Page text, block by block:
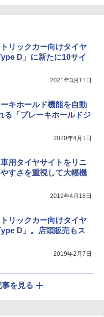
リックカー向けタイヤ
D」に新たに10サイ
2021年3月11日
キホールド機能を自動
る「ブレーキホールドジ
2020年4月1日
用タイヤサイトをリニ
すさを重視して大幅機
2019年4月18日
リックカー向けタイヤ
D」。店頭販売もス
2019年2月7日
事を見る